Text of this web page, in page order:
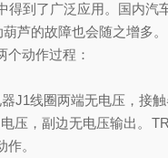
到了广泛应用。国内汽
芦的故障也会随之增多。
动作过程：
J1线圈两端无电压，接触
，副边无电压输出。
。